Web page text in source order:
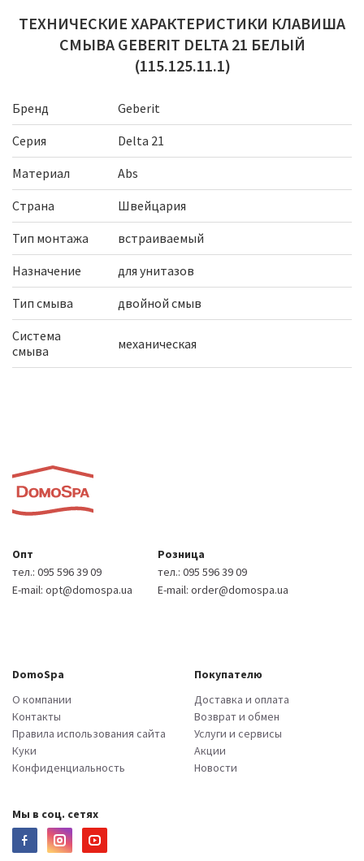
ТЕХНИЧЕСКИЕ ХАРАКТЕРИСТИКИ КЛАВИША
СМЫВА GEBERIT DELTA 21 БЕЛЫЙ
(115.125.11.1)
Бренд
Geberit
Серия
Delta 21
Материал
Abs
Страна
Швейцария
Тип монтажа
встраиваемый
Назначение
для унитазов
Тип смыва
двойной смыв
Система
смыва
механическая
Опт
тел.: 095 596 39 09
E-mail: opt@domospa.ua
Розница
тел.: 095 596 39 09
E-mail: order@domospa.ua
DomoSpa
О компании
Контакты
Правила использования сайта
Куки
Конфиденциальность
Покупателю
Доставка и оплата
Возврат и обмен
Услуги и сервисы
Акции
Новости
Мы в соц. сетях